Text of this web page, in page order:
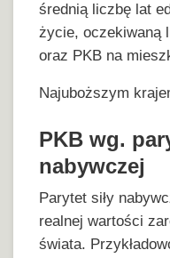
średnią liczbę lat
życie, oczekiwaną
oraz PKB na
Najuboższym
PKB wg.
nabywczej
Parytet siły
realnej wartości
świata.